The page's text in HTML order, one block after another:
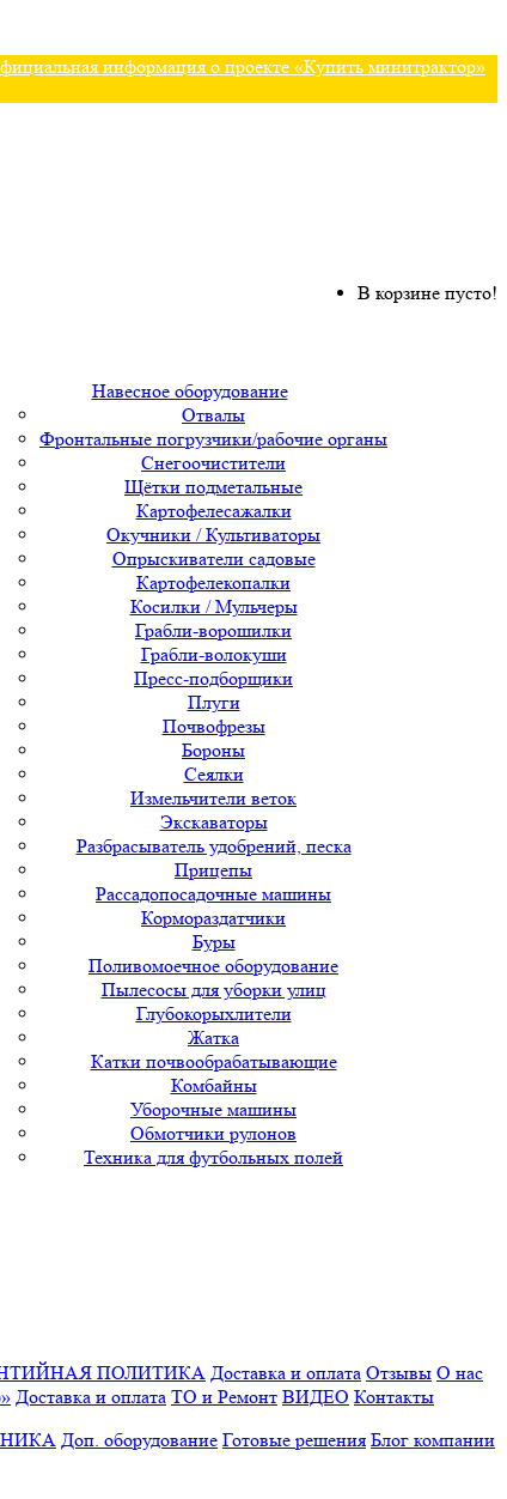
информация о проекте «Купить минитрактор»
В корзине пусто!
Навесное оборудование
Отвалы
Фронтальные погрузчики/рабочие органы
Снегоочистители
Щётки подметальные
Картофелесажалки
Окучники / Культиваторы
Опрыскиватели садовые
Картофелекопалки
Косилки / Мульчеры
Грабли-ворошилки
Грабли-волокуши
Пресс-подборщики
Плуги
Почвофрезы
Бороны
Сеялки
Измельчители веток
Экскаваторы
Разбрасыватель удобрений, песка
Прицепы
Рассадопосадочные машины
Кормораздатчики
Буры
Поливомоечное оборудование
Пылесосы для уборки улиц
Глубокорыхлители
Жатка
Катки почвообрабатывающие
Комбайны
Уборочные машины
Обмотчики рулонов
Техника для футбольных полей
ПОЛИТИКА Доставка и оплата Отзывы О нас
Доставка и оплата ТО и Ремонт ВИДЕО Контакты
Доп. оборудование Готовые решения Блог компании